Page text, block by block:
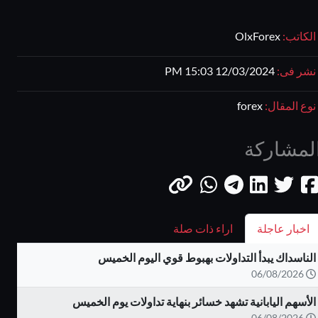
الكاتب: OlxForex
نشر فى: 12/03/2024 15:03 PM
نوع المقال: forex
اخبار عاجلة اراء ذات صلة
الناسداك يبدأ التداولات بهبوط قوي اليوم الخميس
06/08/2026
الأسهم اليابانية تشهد خسائر بنهاية تداولات يوم الخميس